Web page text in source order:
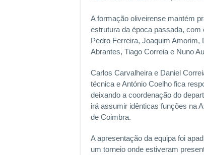
A formação oliveirense mantém
estrutura da época passada, com
Pedro Ferreira, Joaquim Amorim,
Abrantes, Tiago Correia e Nuno
Carlos Carvalheira e Daniel
técnica e António Coelho fica
deixando a coordenação do
irá assumir idênticas funções na
de Coimbra.
A apresentação da equipa foi
um torneio onde estiveram